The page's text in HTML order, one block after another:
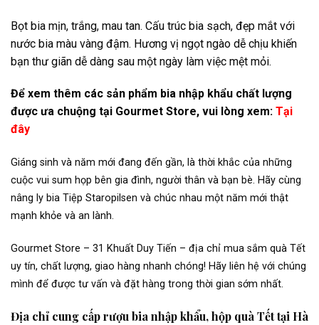
Bọt bia mịn, trắng, mau tan. Cấu trúc bia sạch, đẹp mắt với
nước bia màu vàng đậm. Hương vị ngọt ngào dễ chịu khiến
bạn thư giãn dễ dàng sau một ngày làm việc mệt mỏi.
Để xem thêm các sản phẩm bia nhập khẩu chất lượng
được ưa chuộng tại Gourmet Store, vui lòng xem: Tại
đây
Giáng sinh và năm mới đang đến gần, là thời khắc của những
cuộc vui sum họp bên gia đình, người thân và bạn bè. Hãy cùng
nâng ly bia Tiệp Staropilsen và chúc nhau một năm mới thật
mạnh khỏe và an lành.
Gourmet Store – 31 Khuất Duy Tiến – địa chỉ mua sắm quà Tết
uy tín, chất lượng, giao hàng nhanh chóng! Hãy liên hệ với chúng
mình để được tư vấn và đặt hàng trong thời gian sớm nhất.
Địa chỉ cung cấp rượu bia nhập khẩu, hộp quà Tết tại Hà